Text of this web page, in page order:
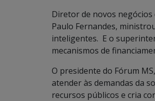
Diretor de novos negócios
Paulo Fernandes,
inteligentes. E o
mecanismos de
O presidente do Fórum
atender às demandas da
recursos públicos e cria